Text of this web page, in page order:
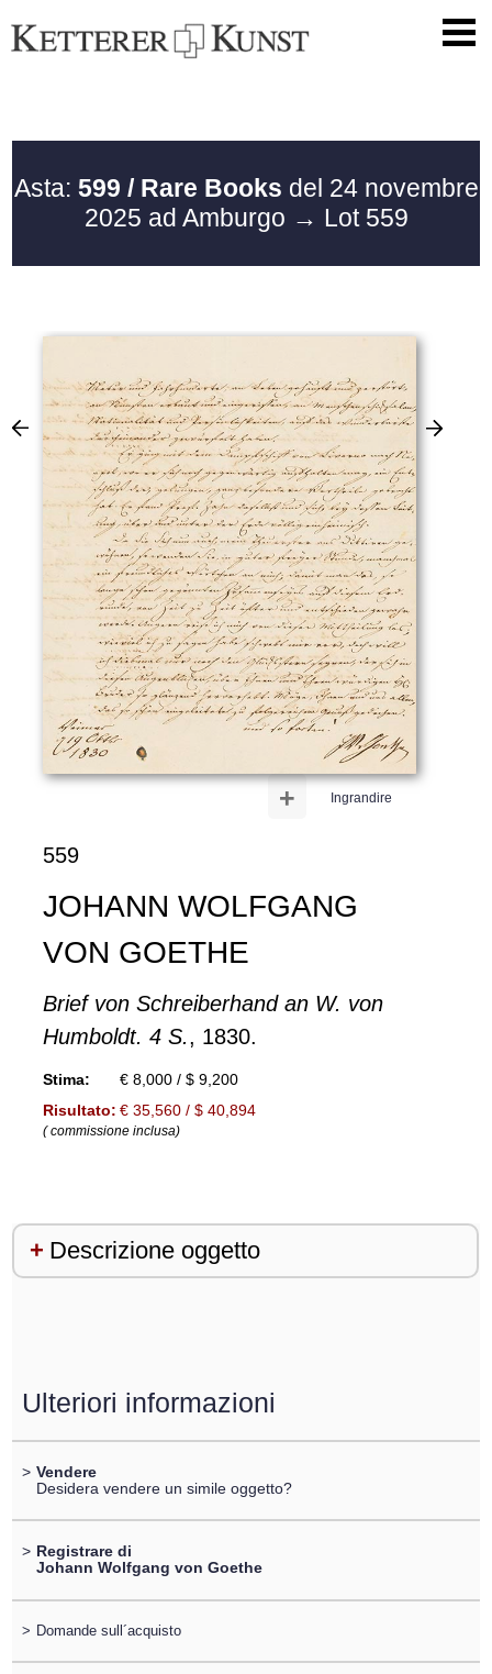
Asta: 599 / Rare Books del 24 novembre
2025 ad Amburgo → Lot 559
Ingrandire
+
559
JOHANN WOLFGANG
VON GOETHE
Brief von Schreiberhand an W. von
Humboldt. 4 S., 1830.
Stima:
€ 8,000 / $ 9,200
Risultato: € 35,560 / $ 40,894
( commissione inclusa)
Descrizione oggetto
Ulteriori informazioni
> Vendere
Desidera vendere un simile oggetto?
> Registrare di
Johann Wolfgang von Goethe
> Domande sull´acquisto